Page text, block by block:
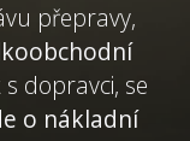
přepravy,
dopravci, se
o nákladní